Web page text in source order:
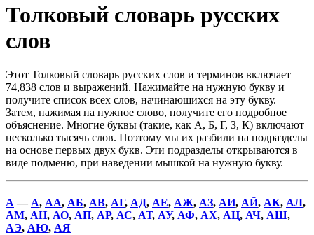
Толковый словарь русских
слов
Этот Толковый словарь русских слов и терминов включает
74,838 слов и выражений. Нажимайте на нужную букву и
получите список всех слов, начинающихся на эту букву.
Затем, нажимая на нужное слово, получите его подробное
объяснение. Многие буквы (такие, как А, Б, Г, З, К) включают
несколько тысячь слов. Поэтому мы их разбили на подразделы
на основе первых двух букв. Эти подразделы открываются в
виде подменю, при наведении мышкой на нужную букву.
А — А, АА, АБ, АВ, АГ, АД, АЕ, АЖ, АЗ, АИ, АЙ, АК, АЛ,
АМ, АН, АО, АП, АР, АС, АТ, АУ, АФ, АХ, АЦ, АЧ, АШ,
АЭ, АЮ, АЯ